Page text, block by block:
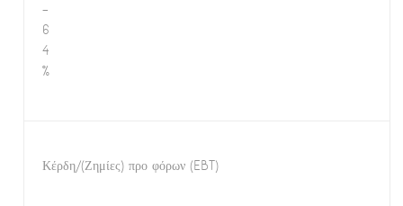
-
6
4
%
Κέρδη/(Ζημίες) προ φόρων (EBT)